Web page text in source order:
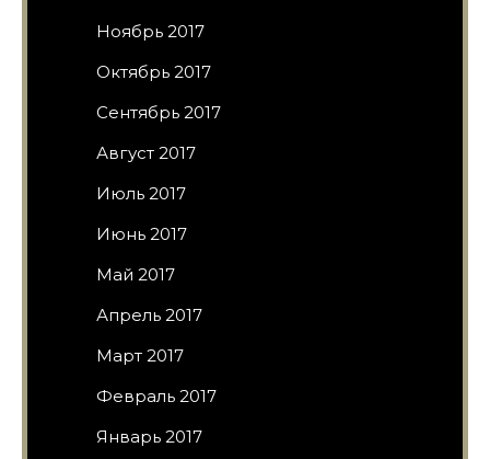
Ноябрь 2017
Октябрь 2017
Сентябрь 2017
Август 2017
Июль 2017
Июнь 2017
Май 2017
Апрель 2017
Март 2017
Февраль 2017
Январь 2017